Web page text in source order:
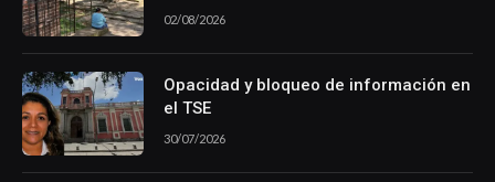
02/08/2026
Opacidad y bloqueo de información en
el TSE
30/07/2026